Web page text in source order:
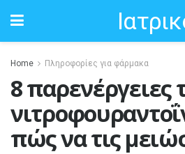
Home Πληροφορίες για φάρμακα
8 παρενέργειες
πώς να τις